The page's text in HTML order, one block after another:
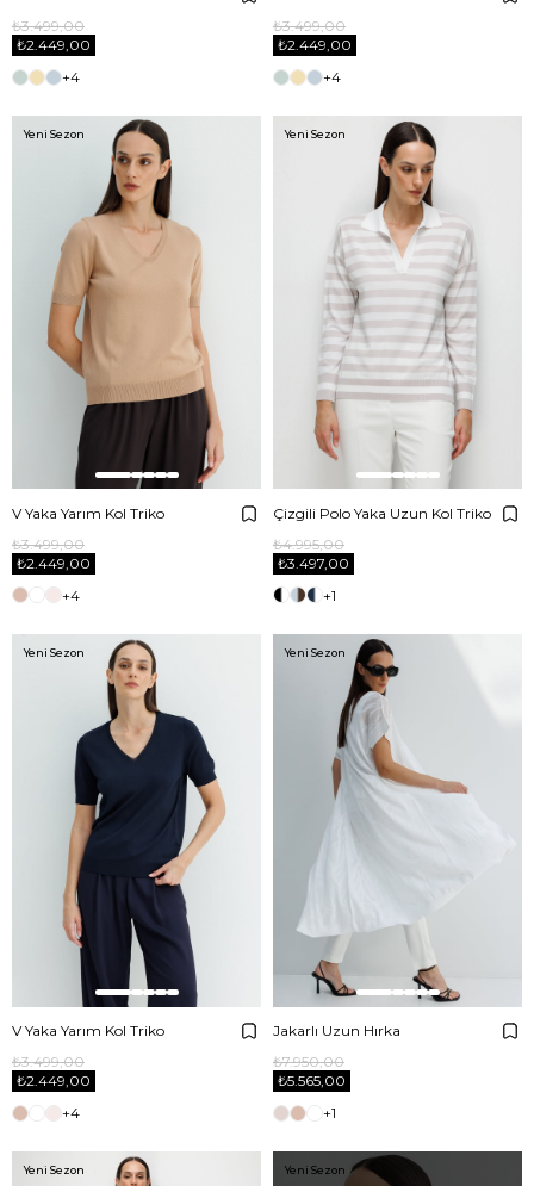
₺2.449,00
₺3.499,00
+4
₺2.449,00
₺3.499,00
+4
V Yaka Yarım Kol Triko
₺2.449,00
₺3.499,00
+4
Yeni Sezon
Çizgili Polo Yaka Uzun Kol Triko
₺3.497,00
₺4.995,00
+1
Yeni Sezon
V Yaka Yarım Kol Triko
₺2.449,00
₺3.499,00
+4
Yeni Sezon
Jakarlı Uzun Hırka
₺5.565,00
₺7.950,00
+1
Yeni Sezon
Yeni Sezon Yeni Sezon